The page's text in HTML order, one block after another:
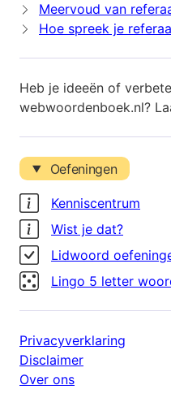
Meervoud van
Hoe spreek je
Heb je ideeën of
webwoordenboek.nl?
Oefeningen
Kenniscentrum
Wist je dat?
Lidwoord
Lingo 5 letter
Privacyverklaring
Disclaimer
Over ons